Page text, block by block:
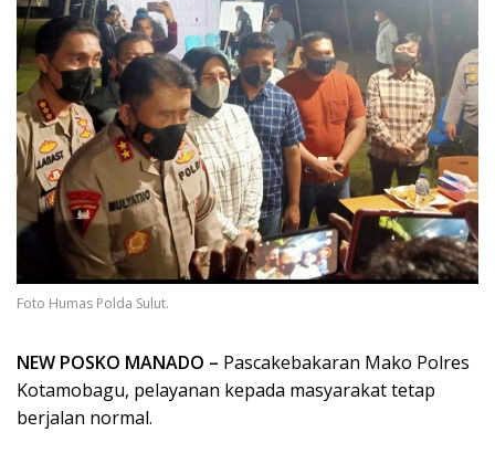
Foto Humas Polda Sulut.
NEW POSKO MANADO – Pascakebakaran Mako Polres
Kotamobagu, pelayanan kepada masyarakat tetap
berjalan normal.